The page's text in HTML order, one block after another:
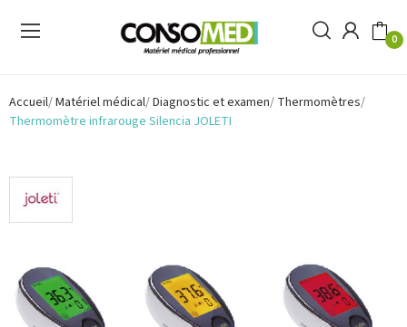
0
Accueil Matériel médical Diagnostic et examen Thermomètres
Thermomètre infrarouge Silencia JOLETI